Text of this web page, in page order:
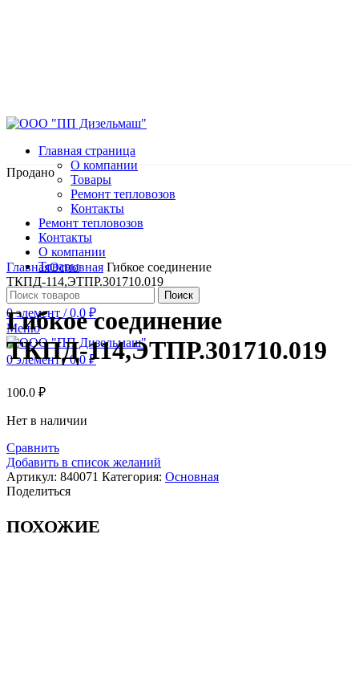
Главная страница
О компании
Товары
Ремонт тепловозов
Контакты
Ремонт тепловозов
Контакты
О компании
Товары
Поиск
0элемент / 0.0 ₽
Меню
0элемент / 0.0 ₽
Продано
Нажмите, чтобы увеличить
ГлавнаяОсновная Гибкое соединение
ТКПД-114,ЭТПР.301710.019
Гибкое соединение
ТКПД-114,ЭТПР.301710.019
100.0 ₽
Нет в наличии
Сравнить
Добавить в список желаний
Артикул: 840071 Категория: Основная
Поделиться
ПОХОЖИЕ